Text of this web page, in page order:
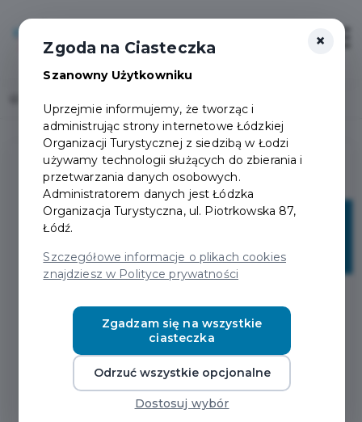
Login/Rejestracja ×
Zgoda na Ciasteczka
Szanowny Użytkowniku
Uprzejmie informujemy, że tworząc i
administrując strony internetowe Łódzkiej
Organizacji Turystycznej z siedzibą w Łodzi
używamy technologii służących do zbierania i
przetwarzania danych osobowych.
Administratorem danych jest Łódzka
Organizacja Turystyczna, ul. Piotrkowska 87,
Łódź.
Szczegółowe informacje o plikach cookies
znajdziesz w Polityce prywatności
Zgadzam się na wszystkie
ciasteczka
Odrzuć wszystkie opcjonalne
Dostosuj wybór